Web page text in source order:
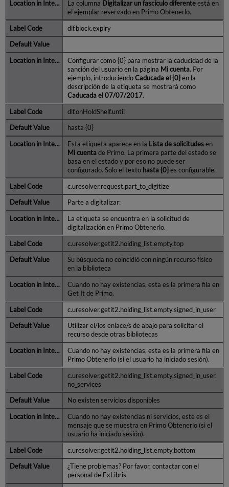
La columna Digitalizar un fascículo diferente está en
el ejemplar reservado en Primo Obtenerlo.
dlf.block.expiry
Configurar como {0} para mostrar la caducidad de la
sanción del usuario en la página Mi cuenta. Por
ejemplo, introduciendoCaducada el {0} en la
descripción de la etiqueta se mostrará como
Caducada el 07/07/2017.
dlf.onHoldShelf.until
hasta {0}
Esta etiqueta aparece en la Lista de solicitudes en
Mi cuenta de Primo. La primera parte del estado se
basa en el estado y por eso no puede ser
configurado. Solo el texto hasta {0} es configurable.
c.uresolver.request.part_to_digitize
Parte a digitalizar:
La etiqueta se encuentra en la solicitud de
digitalización en Primo Obtenerlo.
c.uresolver.getit2.holding_list.empty.top
Su búsqueda no coincidió con ningún recurso físico
en la biblioteca
Cuando no hay existencias, esta es la primera fila en
Get It de Primo.
c.uresolver.getit2.holding_list.empty.signed_in_user
Utilizar el/los enlace/s de abajo para solicitar el
recurso desde otras bibliotecas
Cuando no hay existencias, esta es la primera fila en
Primo Obtenerlo (si el usuario ha iniciado sesión).
c.uresolver.getit2.holding_list.empty.signed_in_user.
no_services
No existen servicios disponibles
Cuando no hay existencias ni servicios, este es el
mensaje que se muestra en Primo Obtenerlo (si el
usuario ha iniciado sesión).
c.uresolver.getit2.holding_list.empty.bottom
¿Tiene problemas? Por favor, contactar con el
personal de ExLibris